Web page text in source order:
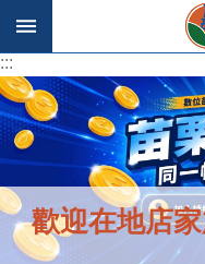
跳到主要內容區塊
:::
:::
歡迎在地店